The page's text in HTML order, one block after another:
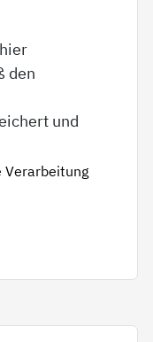
den
und
Verarbeitung